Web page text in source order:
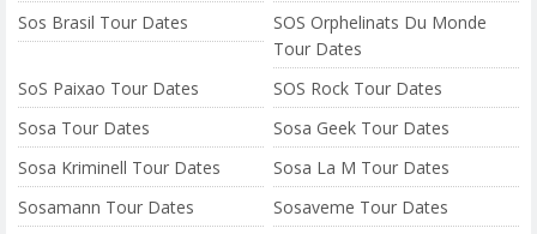
Sos Brasil Tour Dates
SOS Orphelinats Du Monde
Tour Dates
SoS Paixao Tour Dates
SOS Rock Tour Dates
Sosa Tour Dates
Sosa Geek Tour Dates
Sosa Kriminell Tour Dates
Sosa La M Tour Dates
Sosamann Tour Dates
Sosaveme Tour Dates